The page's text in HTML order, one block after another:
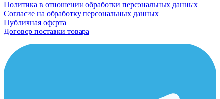
Политика в отношении обработки персональных данных
Согласие на обработку персональных данных
Публичная оферта
Договор поставки товара